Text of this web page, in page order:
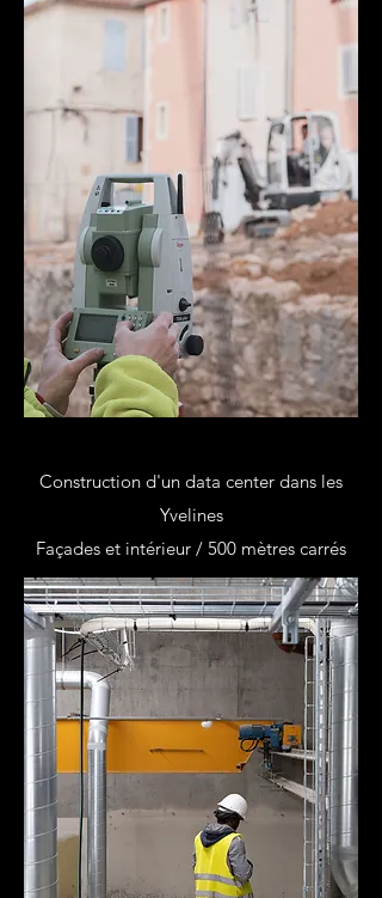
Construction d'un data center dans les
Yvelines
Façades et intérieur / 500 mètres carrés